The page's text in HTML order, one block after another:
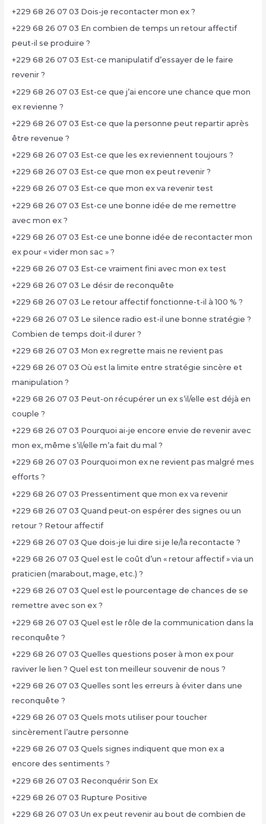
+229 68 26 07 03 Dois-je recontacter mon ex ?
+229 68 26 07 03 En combien de temps un retour affectif
peut-il se produire ?
+229 68 26 07 03 Est-ce manipulatif d’essayer de le faire
revenir ?
+229 68 26 07 03 Est-ce que j’ai encore une chance que mon
ex revienne ?
+229 68 26 07 03 Est-ce que la personne peut repartir après
être revenue ?
+229 68 26 07 03 Est-ce que les ex reviennent toujours ?
+229 68 26 07 03 Est-ce que mon ex peut revenir ?
+229 68 26 07 03 Est-ce que mon ex va revenir test
+229 68 26 07 03 Est-ce une bonne idée de me remettre
avec mon ex ?
+229 68 26 07 03 Est-ce une bonne idée de recontacter mon
ex pour « vider mon sac » ?
+229 68 26 07 03 Est-ce vraiment fini avec mon ex test
+229 68 26 07 03 Le désir de reconquête
+229 68 26 07 03 Le retour affectif fonctionne-t-il à 100 % ?
+229 68 26 07 03 Le silence radio est-il une bonne stratégie ?
Combien de temps doit-il durer ?
+229 68 26 07 03 Mon ex regrette mais ne revient pas
+229 68 26 07 03 Où est la limite entre stratégie sincère et
manipulation ?
+229 68 26 07 03 Peut-on récupérer un ex s’il/elle est déjà en
couple ?
+229 68 26 07 03 Pourquoi ai-je encore envie de revenir avec
mon ex, même s’il/elle m’a fait du mal ?
+229 68 26 07 03 Pourquoi mon ex ne revient pas malgré mes
efforts ?
+229 68 26 07 03 Pressentiment que mon ex va revenir
+229 68 26 07 03 Quand peut-on espérer des signes ou un
retour ? Retour affectif
+229 68 26 07 03 Que dois-je lui dire si je le/la recontacte ?
+229 68 26 07 03 Quel est le coût d’un « retour affectif » via un
praticien (marabout, mage, etc.) ?
+229 68 26 07 03 Quel est le pourcentage de chances de se
remettre avec son ex ?
+229 68 26 07 03 Quel est le rôle de la communication dans la
reconquête ?
+229 68 26 07 03 Quelles questions poser à mon ex pour
raviver le lien ? Quel est ton meilleur souvenir de nous ?
+229 68 26 07 03 Quelles sont les erreurs à éviter dans une
reconquête ?
+229 68 26 07 03 Quels mots utiliser pour toucher
sincèrement l’autre personne
+229 68 26 07 03 Quels signes indiquent que mon ex a
encore des sentiments ?
+229 68 26 07 03 Reconquérir Son Ex
+229 68 26 07 03 Rupture Positive
+229 68 26 07 03 Un ex peut revenir au bout de combien de